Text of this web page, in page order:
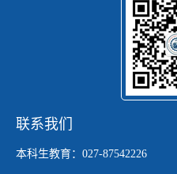
联系我们
本科生教育：027-87542226